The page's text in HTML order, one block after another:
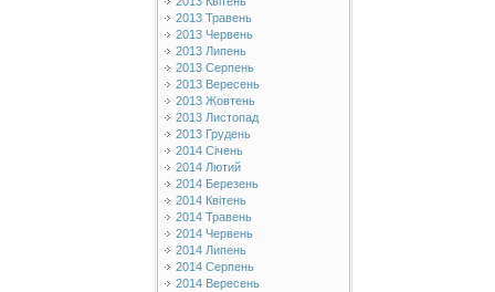
2013 Травень
2013 Червень
2013 Липень
2013 Серпень
2013 Вересень
2013 Жовтень
2013 Листопад
2013 Грудень
2014 Січень
2014 Лютий
2014 Березень
2014 Квітень
2014 Травень
2014 Червень
2014 Липень
2014 Серпень
2014 Вересень